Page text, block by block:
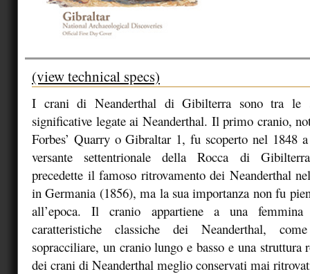
(view technical specs)
I crani di Neanderthal di Gibilterra sono tra le
significative legate ai Neanderthal. Il primo cranio,
Forbes’ Quarry o Gibraltar 1, fu scoperto nel 1848
versante settentrionale della Rocca di
precedette il famoso ritrovamento dei Neanderthal
in Germania (1856), ma la sua importanza non fu
all’epoca. Il cranio appartiene a una femmina
caratteristiche classiche dei Neanderthal,
sopracciliare, un cranio lungo e basso e una struttura
dei crani di Neanderthal meglio conservati mai